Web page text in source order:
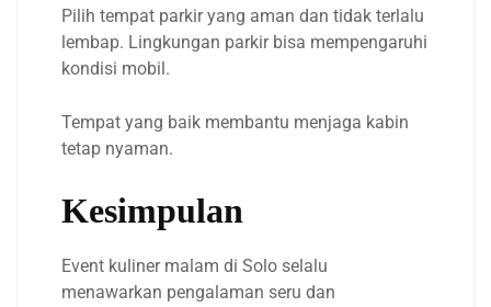
Pilih tempat parkir yang aman dan tidak terlalu
lembap. Lingkungan parkir bisa mempengaruhi
kondisi mobil.
Tempat yang baik membantu menjaga kabin
tetap nyaman.
Kesimpulan
Event kuliner malam di Solo selalu
menawarkan pengalaman seru dan